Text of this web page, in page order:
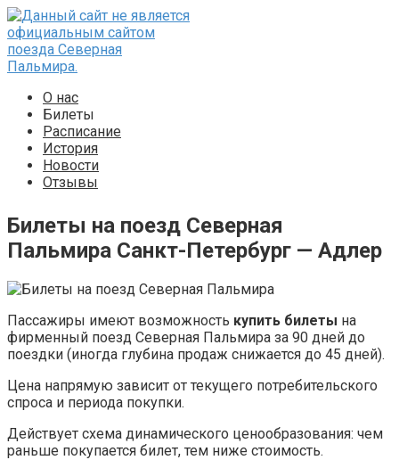
Перейти
к
контенту
О нас
Билеты
Расписание
История
Новости
Отзывы
Билеты на поезд Северная
Пальмира Санкт-Петербург — Адлер
Пассажиры имеют возможность купить билеты на
фирменный поезд Северная Пальмира за 90 дней до
поездки (иногда глубина продаж снижается до 45 дней).
Цена напрямую зависит от текущего потребительского
спроса и периода покупки.
Действует схема динамического ценообразования: чем
раньше покупается билет, тем ниже стоимость.